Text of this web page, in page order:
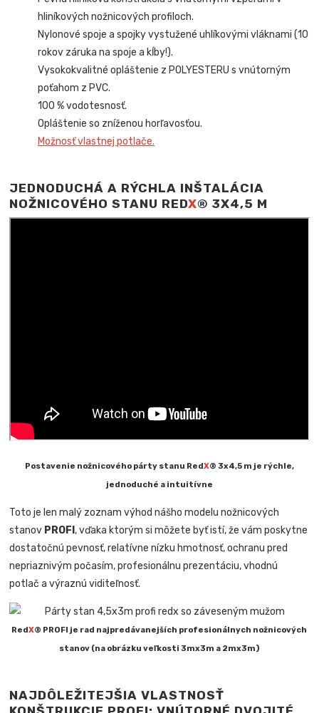
hliníkových nožnicových profiloch.
Nylonové spoje a spojky vystužené uhlíkovými vláknami (10
rokov záruka na spoje a kĺby!).
Vysokokvalitné opláštenie z POLYESTERU s vnútorným
poťahom z PVC.
100 % vodotesnosť.
Opláštenie so zníženou horľavosťou.
Možnosť vlastnej potlače.
JEDNODUCHÁ A RÝCHLA INŠTALÁCIA
NOŽNICOVÉHO STANU REDX® 3X4,5 M
Postavenie nožnicového párty stanu Red X® 3x4,5 m je rýchle,
jednoduché a intuitívne
Toto je len malý zoznam výhod nášho modelu nožnicových
stanov PROFI , vďaka ktorým si môžete byť istí, že vám poskytne
dostatočnú pevnosť, relatívne nízku hmotnosť, ochranu pred
nepriaznivým počasím, profesionálnu prezentáciu, vhodnú
potlač a výraznú viditeľnosť.
RedX® PROFI je rad najpredávanejších profesionálnych nožnicových
stanov (na obrázku veľkosti 3mx3m a 2mx3m)
NAJDÔLEŽITEJŠIA VLASTNOSŤ